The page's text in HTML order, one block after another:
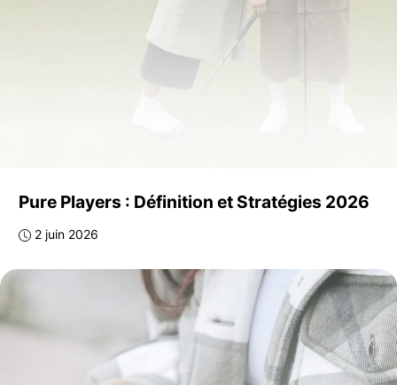
Pure Players : Définition et Stratégies 2026
2 juin 2026